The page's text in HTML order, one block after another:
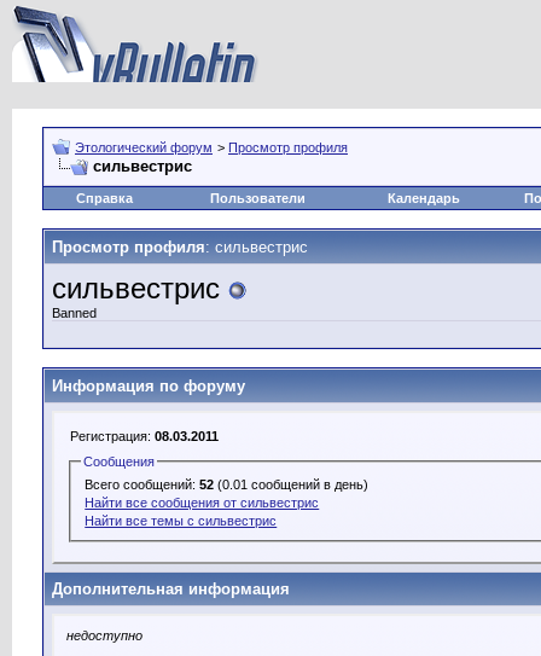
Этологический форум > Просмотр профиля
сильвестрис
Справка Пользователи Календарь
Просмотр профиля: сильвестрис
сильвестрис
Banned
Информация по форуму
Регистрация: 08.03.2011
Сообщения
Всего сообщений:52 (0.01 сообщений в день)
Найти все сообщения от сильвестрис
Найти все темы с сильвестрис
Дополнительная информация
недоступно